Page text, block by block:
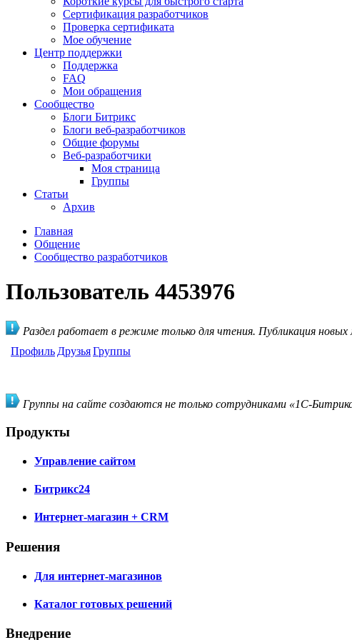
Сертификация разработчиков
Проверка сертификата
Мое обучение
Центр поддержки
Поддержка
FAQ
Мои обращения
Сообщество
Блоги Битрикс
Блоги веб-разработчиков
Общие форумы
Веб-разработчики
Моя страница
Группы
Статьи
Архив
Главная
Общение
Сообщество разработчиков
Пользователь 4453976
Раздел работает в режиме только для чтения. Публикация
Профиль ДрузьяГруппы
Группы на сайте создаются не только сотрудниками «1С-
Продукты
Управление сайтом
Битрикс24
Интернет-магазин + CRM
Решения
Для интернет-магазинов
Каталог готовых решений
Внедрение